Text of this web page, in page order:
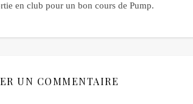
en club pour un bon cours de Pump.
UN COMMENTAIRE